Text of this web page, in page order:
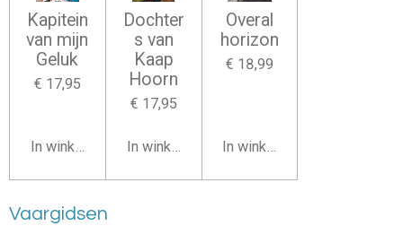
Kapitein
van mijn
Geluk
€ 17,95
In winkelwagen
Dochter
s van
Kaap
Hoorn
€ 17,95
In winkelwagen
Overal
horizon
€ 18,99
In winkelwagen
Vaargidsen